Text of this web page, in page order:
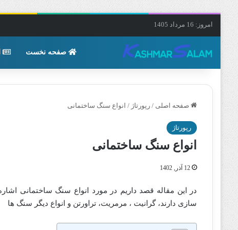
امروز: 16 مرداد 1405
صفحه نخست
صفحه اصلی / رپورتاژ / انواع سنگ ساختمانی
رپورتاژ
انواع سنگ ساختمانی
12 آذر, 1402
در این مقاله قصد داریم در مورد انواع سنگ ساختمانی
سازی دارند، گرانیت ، مرمریت، تراورتن و انواع دیگر سنگ ها